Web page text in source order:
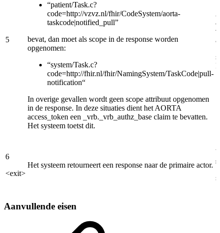
5
“patient/Task.c?
code=http://vzvz.nl/fhir/CodeSystem/aorta-
taskcode|notified_pull”
bevat, dan moet als scope in de response worden
opgenomen:
“system/Task.c?
code=http://fhir.nl/fhir/NamingSystem/TaskCode|pull-
notification“
In overige gevallen wordt geen scope attribuut opgenomen
in de response. In deze situaties dient het AORTA
access_token een _vrb._vrb_authz_base claim te bevatten.
Het systeem toetst dit.
6
<exit>
Het systeem retourneert een response naar de primaire actor.
Aanvullende eisen